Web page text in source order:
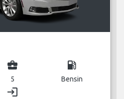
business_center
5
local_gas_station
Bensin
login